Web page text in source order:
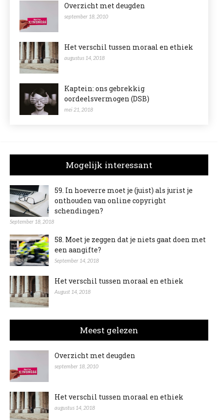
Overzicht met deugden
september 18, 2010
Het verschil tussen moraal en ethiek
augustus 14, 2018
Kaptein: ons gebrekkig
oordeelsvermogen (DSB)
mei 21, 2018
Mogelijk interessant
59. In hoeverre moet je (juist) als jurist je
onthouden van online copyright
schendingen?
September 18, 2018
58. Moet je zeggen dat je niets gaat doen met
een aangifte?
September 14, 2018
Het verschil tussen moraal en ethiek
August 14, 2018
Meest gelezen
Overzicht met deugden
september 18, 2010
Het verschil tussen moraal en ethiek
augustus 14, 2018